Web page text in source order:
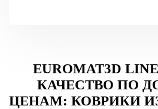
EUROMAT3D
КАЧЕСТВО ПО
ЦЕНАМ: КОВРИКИ